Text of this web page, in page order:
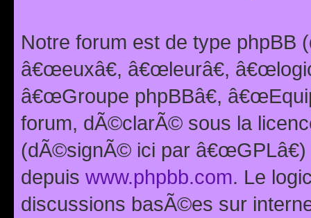
Notre forum est de type phpBB
â€œeuxâ€, â€œleurâ€,
â€œGroupe phpBBâ€,
forum, dÃ©clarÃ© sous la
(dÃ©signÃ© ici par
depuis www.phpbb.com. Le
discussions basÃ©es sur